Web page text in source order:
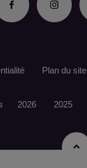
Plan du site
2026 2025